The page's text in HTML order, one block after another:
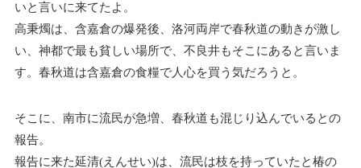
いと言いに来てたよ。
高秉燭は、含嘉倉の爆発後、洛河両岸で春秋道の動きが激し
い、神都で最も貧しい場所で、不良井もそこにあると言いま
す。春秋道は含嘉倉の食糧で人心を買う気だろうと。
そこに、南市に流民が急増、春秋道も混じり込んでいるとの
報告。
報告に来た延清(えんせい)は、流民は枝を持っていたと椿の